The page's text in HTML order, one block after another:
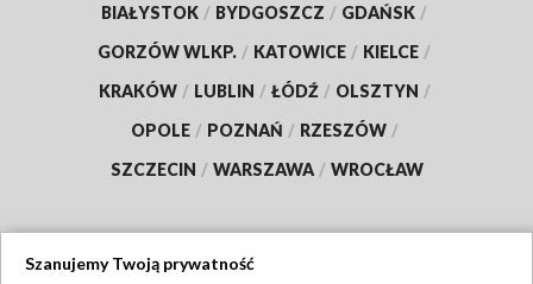
BIAŁYSTOK / BYDGOSZCZ / GDAŃSK /
GORZÓW WLKP. / KATOWICE / KIELCE /
KRAKÓW / LUBLIN / ŁÓDŹ / OLSZTYN /
OPOLE / POZNAŃ / RZESZÓW /
SZCZECIN / WARSZAWA / WROCŁAW
Szanujemy Twoją prywatność